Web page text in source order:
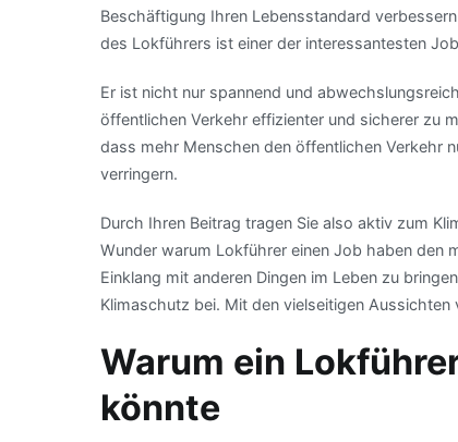
Beschäftigung Ihren Lebensstandard
des Lokführers ist einer der interessantesten
Er ist nicht nur spannend und
öffentlichen Verkehr effizienter und sicherer zu
dass mehr Menschen den öffentlichen Verkehr
verringern.
Durch Ihren Beitrag tragen Sie also aktiv zum
Wunder warum Lokführer einen Job haben den
Einklang mit anderen Dingen im Leben zu
Klimaschutz bei. Mit den vielseitigen
Warum ein
könnte